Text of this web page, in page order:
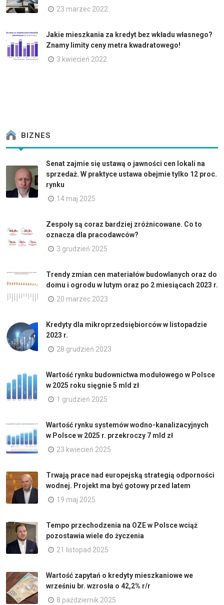
23 marzec 2022
Jakie mieszkania za kredyt bez wkładu własnego?
Znamy limity ceny metra kwadratowego!
3 kwiecień 2022
BIZNES
Senat zajmie się ustawą o jawności cen lokali na
sprzedaż. W praktyce ustawa obejmie tylko 12 proc.
rynku
14 maj 2025
Zespoły są coraz bardziej zróżnicowane. Co to
oznacza dla pracodawców?
3 grudzień 2025
Trendy zmian cen materiałów budowlanych oraz do
domu i ogrodu w lutym oraz po 2 miesiącach 2023 r.
20 marzec 2023
Kredyty dla mikroprzedsiębiorców w listopadzie
2023 r.
28 grudzień 2023
Wartość rynku budownictwa modułowego w Polsce
w 2025 roku sięgnie 5 mld zł
1 grudzień 2025
Wartość rynku systemów wodno-kanalizacyjnych
w Polsce w 2025 r. przekroczy 7 mld zł
23 kwiecień 2025
Trwają prace nad europejską strategią odporności
wodnej. Projekt ma być gotowy przed latem
19 maj 2025
Tempo przechodzenia na OZE w Polsce wciąż
pozostawia wiele do życzenia
21 listopad 2025
Wartość zapytań o kredyty mieszkaniowe we
wrześniu br. wzrosła o 42,2% r/r
8 październik 2025